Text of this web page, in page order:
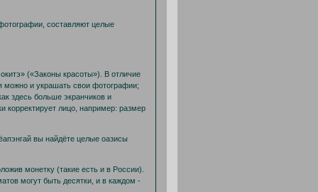
составляют целые
(«Законы красоты»). В отличие
можно и украшать свои фотографии;
здесь больше экранчиков и
корректирует лицо, например: размер
вы найдёте целые оазисы
монетку (такие есть и в России).
могут быть десятки, и в каждом -